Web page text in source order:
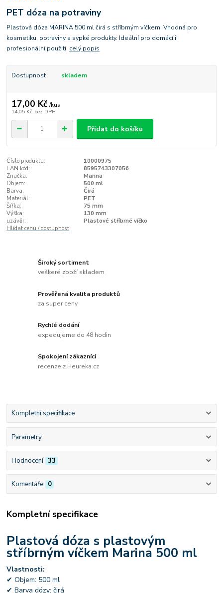
PET dóza na potraviny
Plastová dóza MARINA 500 ml čirá s stříbrným víčkem. Vhodná pro
kosmetiku, potraviny a sypké produkty. Ideální pro domácí i
profesionální použití. celý popis
Dostupnost skladem
17,00 Kč /kus
14,05 Kč bez DPH
Přidat do košíku
Číslo produktu:
10000975
EAN kód:
8595743307056
Značka:
Marina
Objem:
500 ml
Barva:
Čirá
Materiál:
PET
Šířka:
75 mm
Výška:
130 mm
uzávěr:
Plastové stříbrné víčko
Hlídat cenu / dostupnost
Široký sortiment
veškeré zboží skladem
Prověřená kvalita produktů
za super ceny
Rychlé dodání
expedujeme do 48 hodin
Spokojení zákazníci
recenze z Heureka.cz
Kompletní specifikace
Parametry
Hodnocení 33
Komentáře 0
Kompletní specifikace
Plastová dóza s plastovým
stříbrným víčkem Marina 500 ml
Vlastnosti:
✔ Objem: 500 ml
✔ Barva dózy: čirá